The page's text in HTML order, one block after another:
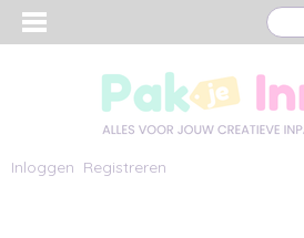
Inloggen Registreren